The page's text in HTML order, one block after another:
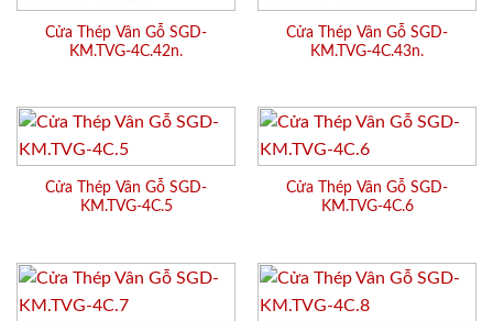
Cửa Thép Vân Gỗ SGD-
KM.TVG-4C.42n.
Cửa Thép Vân Gỗ SGD-
KM.TVG-4C.43n.
Cửa Thép Vân Gỗ SGD-
KM.TVG-4C.5
Cửa Thép Vân Gỗ SGD-
KM.TVG-4C.6